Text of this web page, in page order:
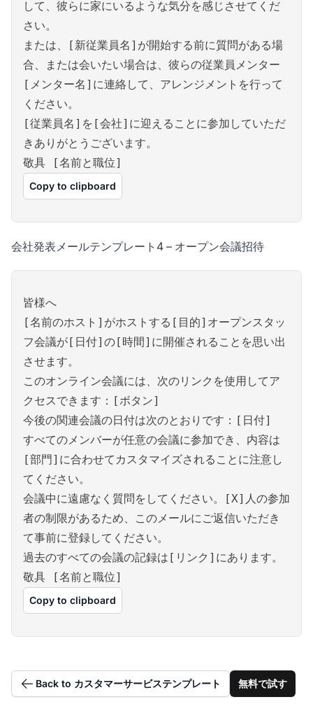
して、彼らに家にいるような気分を感じさせてくだ
さい。
または、[新従業員名]が開始する前に質問がある場
合、または会いたい場合は、彼らの従業員メンター
[メンター名]に連絡して、アレンジメントを行って
ください。
[従業員名]を[会社]に迎えることに参加していただ
きありがとうございます。
敬具 [名前と職位]
Copy to clipboard
会社発表メールテンプレート4 – オープン会議招待
皆様へ
[名前のホスト]がホストする[目的]オープンスタッ
フ会議が[日付]の[時間]に開催されることを思い出
させます。
このオンライン会議には、次のリンクを使用してア
クセスできます：[ボタン]
今後の関連会議の日付は次のとおりです：[日付]
すべてのメンバーが任意の会議に参加でき、内容は
[部門]に合わせてカスタマイズされることに注意し
てください。
会議中に遠慮なく質問をしてください。[X]人の参加
者の制限があるため、このメールにご返信いただき
て事前に登録してください。
過去のすべての会議の記録は[リンク]にあります。
敬具 [名前と職位]
Copy to clipboard
Back to カスタマーサービステンプレート 無料で試す